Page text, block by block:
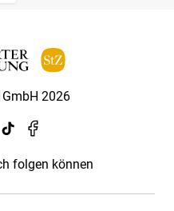
2026
folgen können